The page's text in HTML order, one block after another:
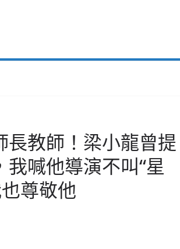
教師！梁小龍曾提
喊他導演不叫“星
尊敬他